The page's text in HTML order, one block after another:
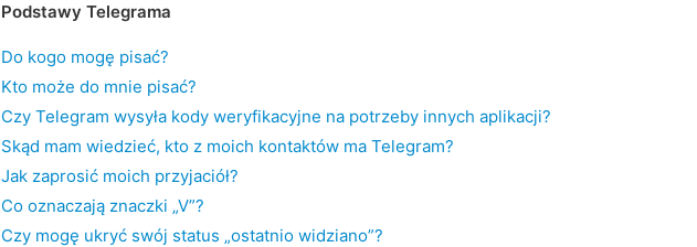
Podstawy Telegrama
Do kogo mogę pisać?
Kto może do mnie pisać?
Czy Telegram wysyła kody weryfikacyjne na potrzeby innych aplikacji?
Skąd mam wiedzieć, kto z moich kontaktów ma Telegram?
Jak zaprosić moich przyjaciół?
Co oznaczają znaczki „V”?
Czy mogę ukryć swój status „ostatnio widziano”?